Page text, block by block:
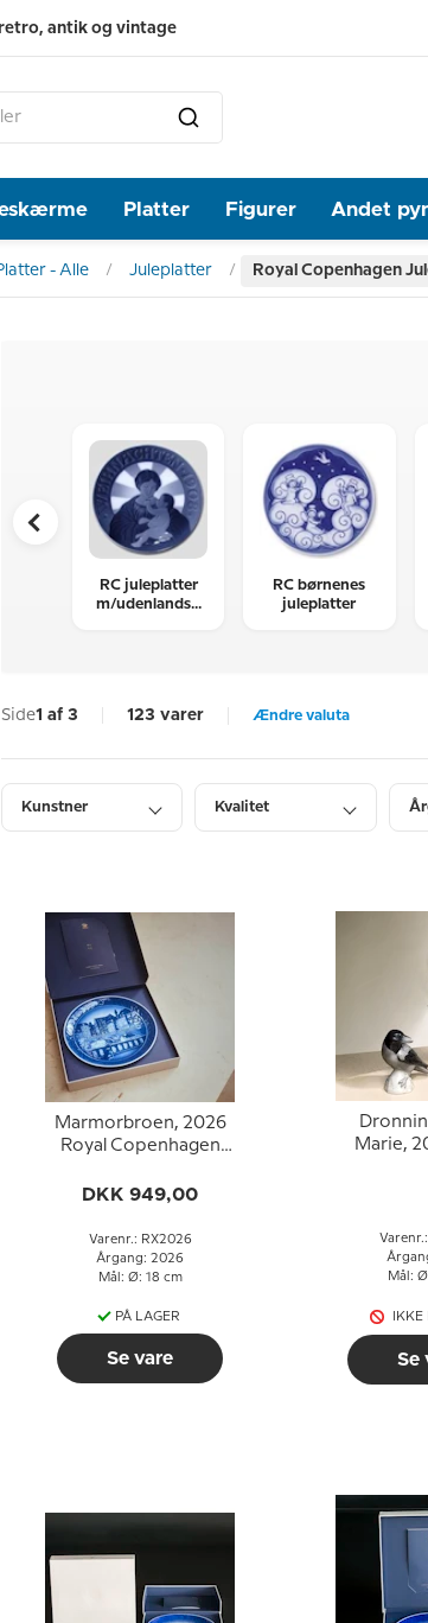
retro, antik og vintage
Platter Figurer Andet
- Alle Juleplatter Royal Copenhagen
RC juleplatter
m/udenlandsk
RC børnenes
juleplatter
Side1 af 3 123 varer Ændre valuta
Kunstner Kvalitet
Marmorbroen, 2026
Royal Copenhagen
DKK 949,00
Varenr.: RX2026
Årgang: 2026
Mål: Ø: 18 cm
PÅ LAGER
Se vare
Marie,
Mål:
IKKE
Se